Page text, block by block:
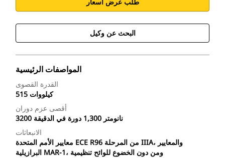
طلب عرض أسعار
البحث عن وكيل
المواصفات الرئيسية
القدرة القصوى
515 كيلووات
أقصى عزم دوران
3200 نانومتر 1,300 دورة في الدقيقة
الانبعاثات
معايير الأمم المتحدة ECE R96 من المرحلة IIIA، والمعايير
البرازيلية MAR-1، ومن دون الخضوع للوائح تنظيمية